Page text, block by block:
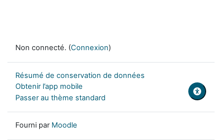
Non connecté. (Connexion)
Résumé de conservation de données
Obtenir l’app mobile
Passer au thème standard
Fourni par Moodle